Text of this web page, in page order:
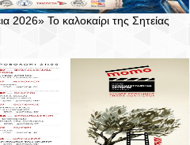
2026» Το καλοκαίρι της Σητείας